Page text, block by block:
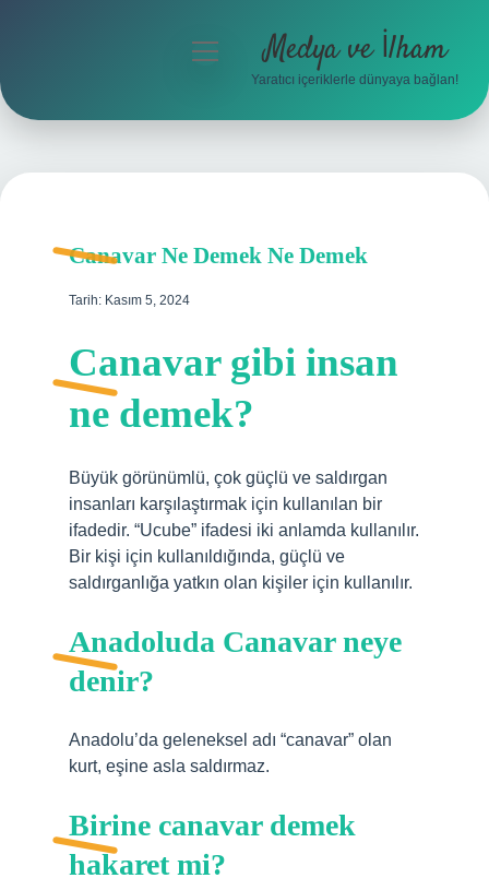
Hakkımızda
menüyü
Medya ve İlham
Yaratıcı içeriklerle dünyaya bağlan!
Canavar Ne Demek Ne Demek
Tarih: Kasım 5, 2024
Canavar gibi insan
ne demek?
Büyük görünümlü, çok güçlü ve saldırgan
insanları karşılaştırmak için kullanılan bir
ifadedir. “Ucube” ifadesi iki anlamda kullanılır.
Bir kişi için kullanıldığında, güçlü ve
saldırganlığa yatkın olan kişiler için kullanılır.
Anadoluda Canavar neye
denir?
Anadolu’da geleneksel adı “canavar” olan
kurt, eşine asla saldırmaz.
Birine canavar demek
hakaret mi?